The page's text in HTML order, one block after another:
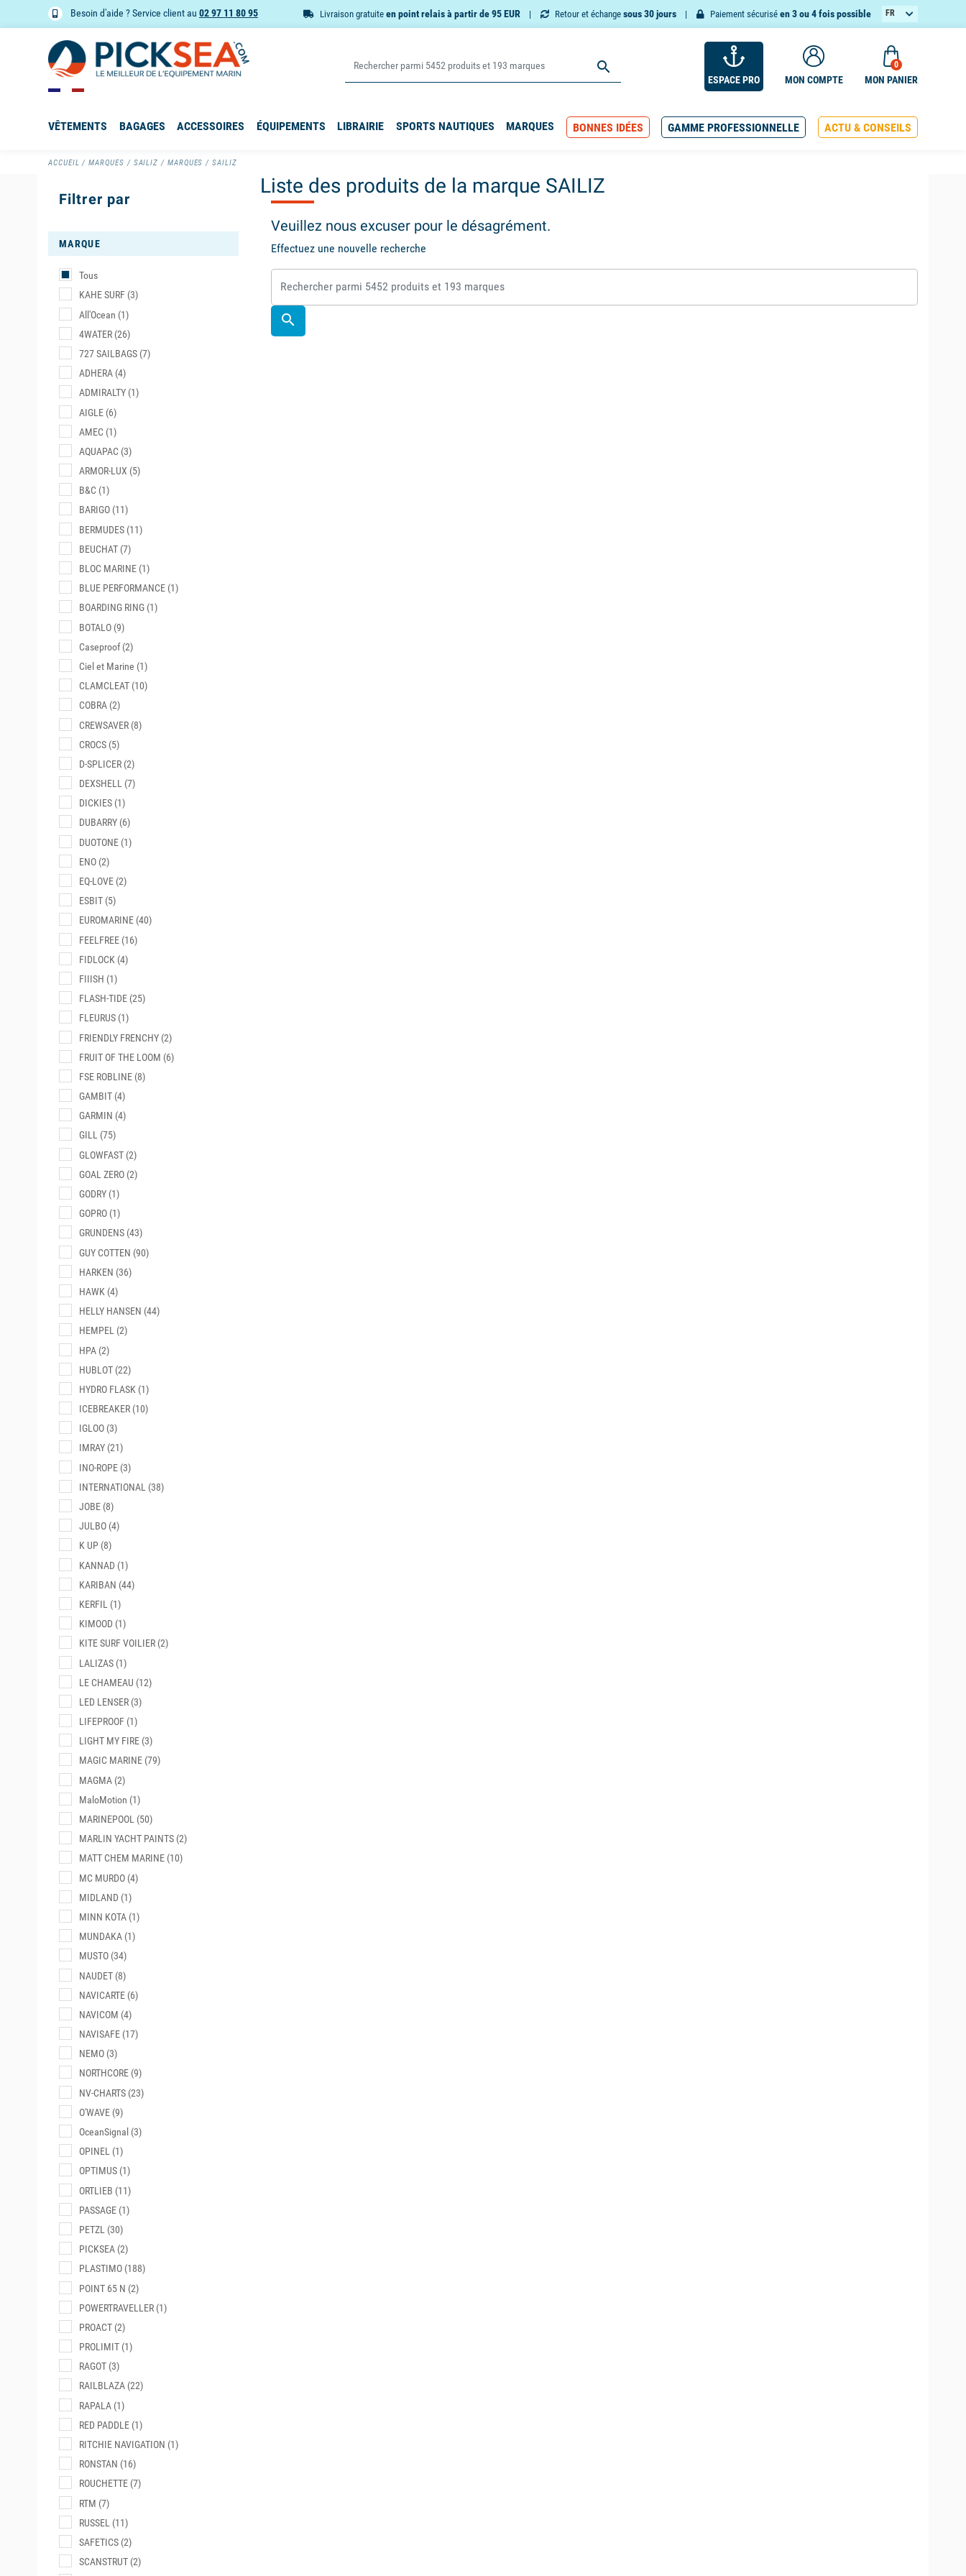
Besoin d'aide ? Service client au 02 97 11 80 95 Livraison gratuite en point relais à partir de 95 EUR Retour et échange sous 30 jours Paiement sécurisé en 3 ou 4 fois possible
FR
EN

ESPACE PRO MON COMPTE
0
MON PANIER
VÊTEMENTS BAGAGES ACCESSOIRES ÉQUIPEMENTS LIBRAIRIE SPORTS NAUTIQUES MARQUES BONNES IDÉES GAMME PROFESSIONNELLE ACTU & CONSEILS
ACCUEIL MARQUES SAILIZ MARQUES SAILIZ
Filtrer par
MARQUE
Tous
KAHE SURF (3)
All'Ocean (1)
4WATER (26)
727 SAILBAGS (7)
ADHERA (4)
ADMIRALTY (1)
AIGLE (6)
AMEC (1)
AQUAPAC (3)
ARMOR-LUX (5)
B&C (1)
BARIGO (11)
BERMUDES (11)
BEUCHAT (7)
BLOC MARINE (1)
BLUE PERFORMANCE (1)
BOARDING RING (1)
BOTALO (9)
Caseproof(2)
Ciel et Marine (1)
CLAMCLEAT (10)
COBRA (2)
CREWSAVER (8)
CROCS (5)
D-SPLICER (2)
DEXSHELL (7)
DICKIES (1)
DUBARRY (6)
DUOTONE (1)
ENO (2)
EQ-LOVE (2)
ESBIT (5)
EUROMARINE (40)
FEELFREE (16)
FIDLOCK (4)
FIIISH (1)
FLASH-TIDE (25)
FLEURUS (1)
FRIENDLY FRENCHY (2)
FRUIT OF THE LOOM (6)
FSE ROBLINE (8)
GAMBIT (4)
GARMIN (4)
GILL (75)
GLOWFAST (2)
GOAL ZERO (2)
GODRY (1)
GOPRO (1)
GRUNDENS (43)
GUY COTTEN (90)
HARKEN (36)
HAWK (4)
HELLY HANSEN (44)
HEMPEL (2)
HPA (2)
HUBLOT (22)
HYDRO FLASK (1)
ICEBREAKER (10)
IGLOO (3)
IMRAY (21)
INO-ROPE (3)
INTERNATIONAL (38)
JOBE (8)
JULBO (4)
K UP (8)
KANNAD (1)
KARIBAN (44)
KERFIL (1)
KIMOOD (1)
KITE SURF VOILIER (2)
LALIZAS (1)
LE CHAMEAU (12)
LED LENSER (3)
LIFEPROOF (1)
LIGHT MY FIRE (3)
MAGIC MARINE (79)
MAGMA (2)
MaloMotion (1)
MARINEPOOL (50)
MARLIN YACHT PAINTS (2)
MATT CHEM MARINE (10)
MC MURDO (4)
MIDLAND (1)
MINN KOTA (1)
MUNDAKA (1)
MUSTO (34)
NAUDET (8)
NAVICARTE (6)
NAVICOM (4)
NAVISAFE (17)
NEMO (3)
NORTHCORE (9)
NV-CHARTS (23)
O'WAVE (9)
OceanSignal (3)
OPINEL (1)
OPTIMUS (1)
ORTLIEB (11)
PASSAGE (1)
PETZL (30)
PICKSEA (2)
PLASTIMO (188)
POINT 65 N (2)
POWERTRAVELLER (1)
PROACT (2)
PROLIMIT (1)
RAGOT (3)
RAILBLAZA (22)
RAPALA (1)
RED PADDLE (1)
RITCHIE NAVIGATION (1)
RONSTAN (16)
ROUCHETTE (7)
RTM (7)
RUSSEL (11)
SAFETICS (2)
SCANSTRUT (2)
Liste des produits de la marque SAILIZ
Veuillez nous excuser pour le désagrément.
Effectuez une nouvelle recherche
